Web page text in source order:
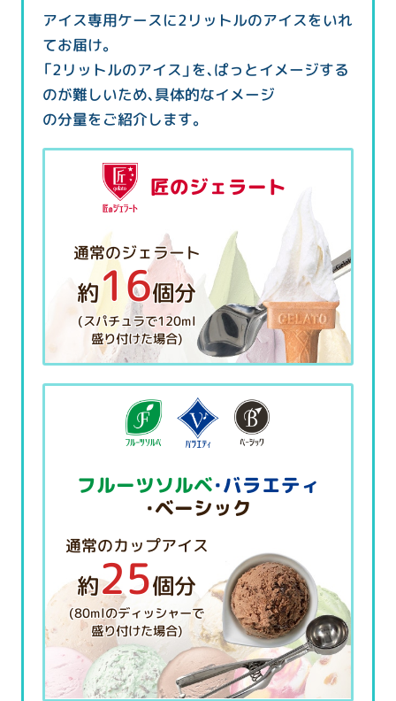
アイス専用ケースに2リットルのアイスをいれ
てお届け。
「2リットルのアイス」を、ぱっとイメージする
のが難しいため、具体的なイメージ
の分量をご紹介します。
匠のジェラート
通常のジェラート
約16個分
(スパチュラで120ml
盛り付けた場合)
フルーツソルベ・バラエティ
・ベーシック
通常のカップアイス
約25個分
(80mlのディッシャーで
盛り付けた場合)